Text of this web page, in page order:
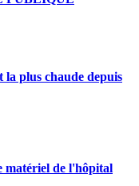
plus chaude depuis
matériel de l'hôpital